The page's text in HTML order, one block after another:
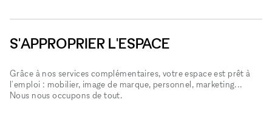
S'APPROPRIER L'ESPACE
Grâce à nos services complémentaires, votre espace est prêt à
l'emploi : mobilier, image de marque, personnel, marketing...
Nous nous occupons de tout.